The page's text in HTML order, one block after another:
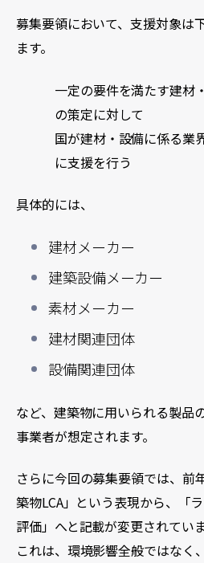
募集要領において、支援対象は
ます。
一定の要件を満たす建材
の策定に対して
国が建材・設備に係る業
に支援を⾏う
具体的には、
建材メーカー
建築設備メーカー
素材メーカー
建材関連団体
設備関連団体
など、建築物に用いられる製品
事業者が想定されます。
さらに今回の募集要領では、前
築物LCA」という表現から、「
評価」へと記載が変更されていま
これは、環境影響全般ではなく